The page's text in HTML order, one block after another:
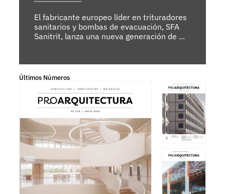
El fabricante europeo líder en trituradores
sanitarios y bombas de evacuación, SFA
Sanitrit, lanza una nueva generación de ...
Últimos Números